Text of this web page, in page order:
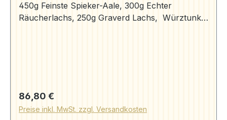
450g Feinste Spieker-Aale, 300g Echter
Räucherlachs, 250g Graverd Lachs, Würztunke
kg-Preis 65,10 € Würztunke kg-Preis 27.00 €
Meerrettich kg-Preis 17,00 € Schwarzbrot
(250g) | Präsente | Aal Bruns (aal-bruns.de)
Regulärer Preis:
86,80 €
Preise inkl. MwSt. zzgl. Versandkosten